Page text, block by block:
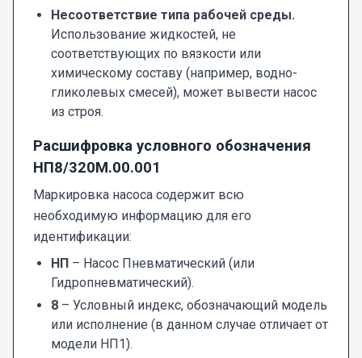
Несоответствие типа рабочей среды.
Использование жидкостей, не
соответствующих по вязкости или
химическому составу (например, водно-
гликолевых смесей), может вывести насос
из строя.
Расшифровка условного обозначения
НП8/320М.00.001
Маркировка насоса содержит всю
необходимую информацию для его
идентификации:
НП – Насос Пневматический (или
Гидропневматический).
8 – Условный индекс, обозначающий модель
или исполнение (в данном случае отличает от
модели НП1).